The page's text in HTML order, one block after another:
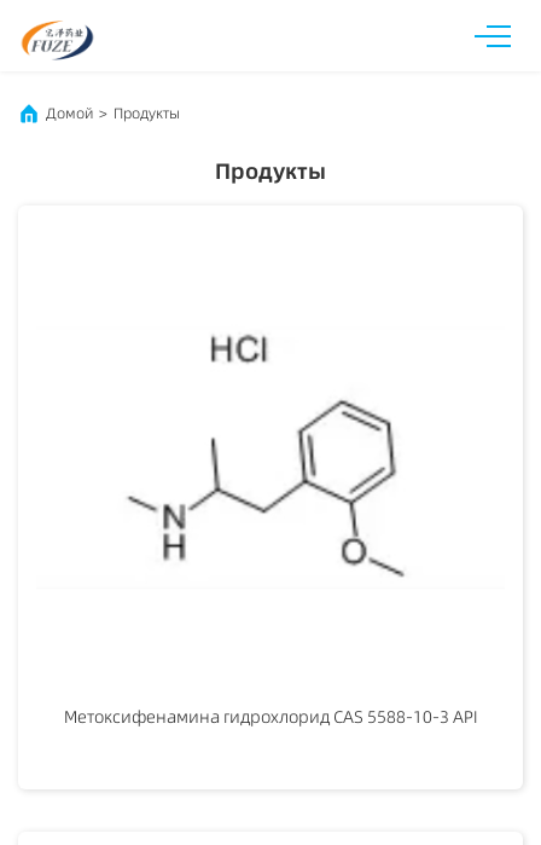
Домой > Продукты
Продукты
Метоксифенамина гидрохлорид CAS 5588-10-3 API